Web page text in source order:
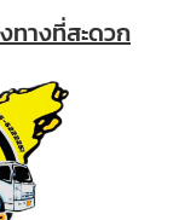
ทางที่สะดวก